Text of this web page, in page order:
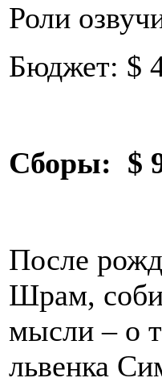
Роли
Бюджет: $
Сборы: $
После
Шрам,
мысли – о
львенка